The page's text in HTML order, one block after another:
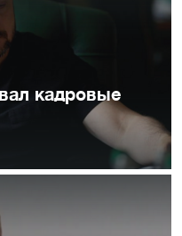
кадровые